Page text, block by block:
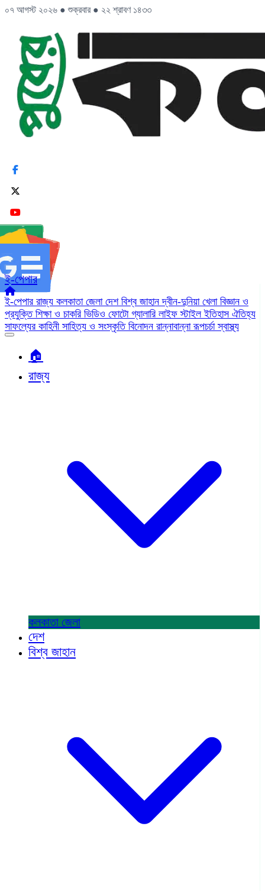
০৭ আগস্ট ২০২৬ ● শুক্রবার ● ২২ শ্রাবণ ১৪৩৩
ই-পেপার
ই-পেপার রাজ্য কলকাতা জেলা দেশ বিশ্ব জাহানদ্বীন-দুনিয়া খেলা বিজ্ঞান ও
প্রযুক্তি শিক্ষা ও চাকরি ভিডিও ফোটো গ্যালারি লাইফ স্টাইলইতিহাস ঐতিহ্য
সাফল্যের কাহিনী সাহিত্য ও সংস্কৃতি বিনোদন রান্নাবান্নারূপচর্চাস্বাস্থ্য
🏠︎
রাজ্য
কলকাতা জেলা
দেশ
বিশ্ব জাহান